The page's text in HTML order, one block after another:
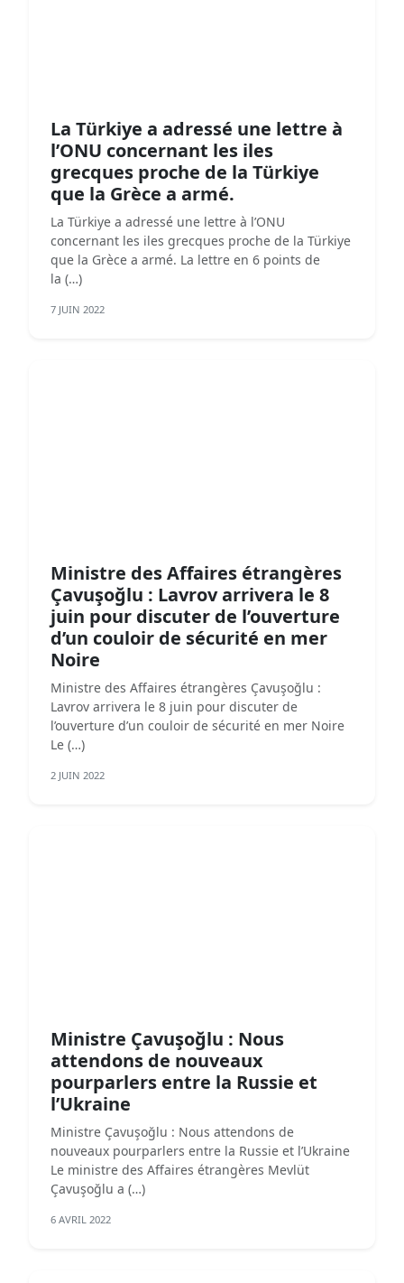
La Türkiye a adressé une lettre à
l’ONU concernant les iles
grecques proche de la Türkiye
que la Grèce a armé.
La Türkiye a adressé une lettre à l’ONU
concernant les iles grecques proche de la Türkiye
que la Grèce a armé. La lettre en 6 points de
la (…)
7 JUIN 2022
Ministre des Affaires étrangères
Çavuşoğlu : Lavrov arrivera le 8
juin pour discuter de l’ouverture
d’un couloir de sécurité en mer
Noire
Ministre des Affaires étrangères Çavuşoğlu :
Lavrov arrivera le 8 juin pour discuter de
l’ouverture d’un couloir de sécurité en mer Noire
Le (…)
2 JUIN 2022
Ministre Çavuşoğlu : Nous
attendons de nouveaux
pourparlers entre la Russie et
l’Ukraine
Ministre Çavuşoğlu : Nous attendons de
nouveaux pourparlers entre la Russie et l’Ukraine
Le ministre des Affaires étrangères Mevlüt
Çavuşoğlu a (…)
6 AVRIL 2022